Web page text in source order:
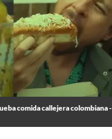
comida callejera colombiana -